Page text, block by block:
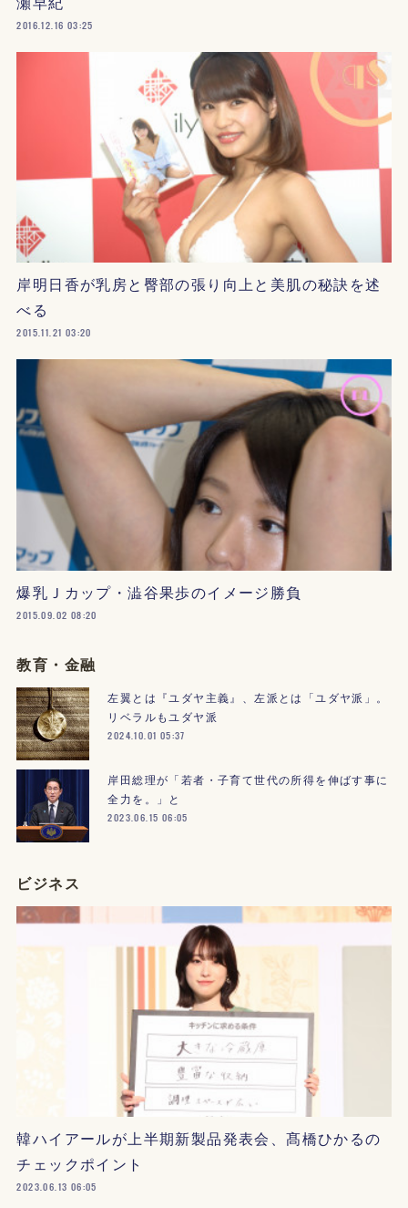
2016.12.16 03:25
岸明日香が乳房と臀部の張り向上と美肌の秘訣を述
べる
2015.11.21 03:20
爆乳Ｊカップ・澁谷果歩のイメージ勝負
2015.09.02 08:20
教育・金融
左翼とは『ユダヤ主義』、左派とは「ユダヤ派」。
リベラルもユダヤ派
2024.10.01 05:37
岸田総理が「若者・子育て世代の所得を伸ばす事に
全力を。」と
2023.06.15 06:05
ビジネス
韓ハイアールが上半期新製品発表会、髙橋ひかるの
チェックポイント
2023.06.13 06:05